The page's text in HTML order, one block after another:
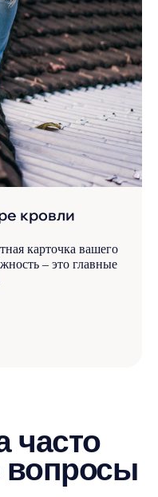
кровли
карточка вашего
– это главные